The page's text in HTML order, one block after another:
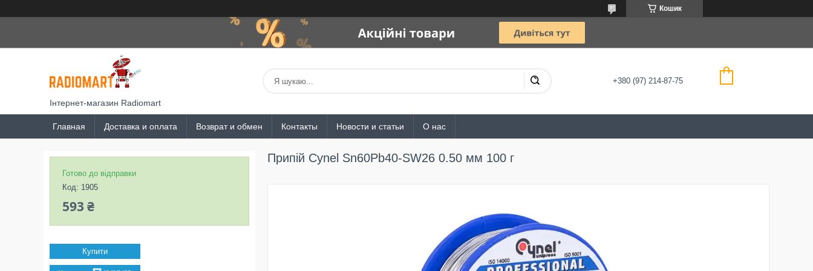
Кошик
Інтернет-магазин Radiomart
+380 (97) 214-87-75
Главная Доставка и оплата Возврат и обмен Контакты Новости и статьи О нас
Припій Сynel Sn60Pb40-SW26 0.50 мм 100 г
Готово до відправки
Код: 1905
593 ₴
Купити